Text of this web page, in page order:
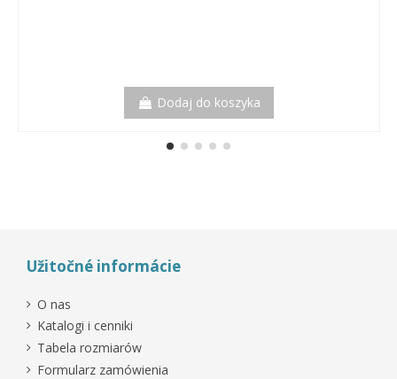
Dodaj do koszyka
Užitočné informácie
O nas
Katalogi i cenniki
Tabela rozmiarów
Formularz zamówienia